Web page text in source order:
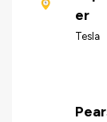
er
Tesla